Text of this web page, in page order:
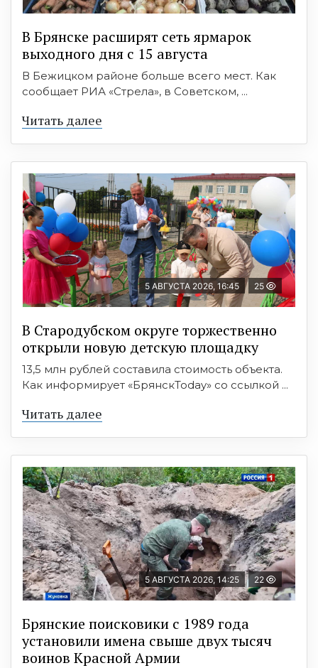
В Брянске расширят сеть ярмарок
выходного дня с 15 августа
В Бежицком районе больше всего мест. Как
сообщает РИА «Стрела», в Советском, ...
Читать далее
5 АВГУСТА 2026, 16:45 25
В Стародубском округе торжественно
открыли новую детскую площадку
13,5 млн рублей составила стоимость объекта.
Как информирует «БрянскToday» со ссылкой ...
Читать далее
5 АВГУСТА 2026, 14:25 22
Брянские поисковики с 1989 года
установили имена свыше двух тысяч
воинов Красной Армии